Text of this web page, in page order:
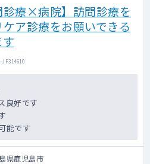
診療×病院】訪問診療を
ア診療をお願いできる
JF314610
良好です
能です
県鹿児島市